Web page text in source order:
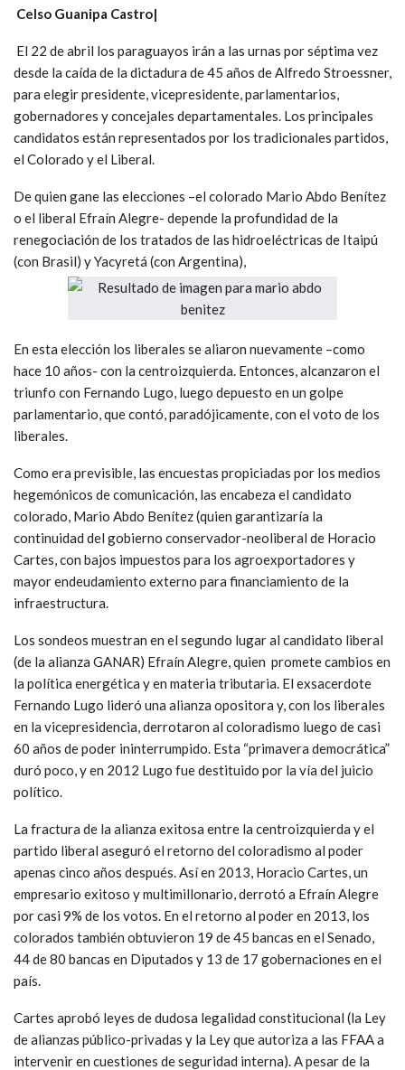
Celso Guanipa Castro|
El 22 de abril los paraguayos irán a las urnas por séptima vez
desde la caída de la dictadura de 45 años de Alfredo Stroessner,
para elegir presidente, vicepresidente, parlamentarios,
gobernadores y concejales departamentales. Los principales
candidatos están representados por los tradicionales partidos,
el Colorado y el Liberal.
De quien gane las elecciones –el colorado Mario Abdo Benítez
o el liberal Efraín Alegre- depende la profundidad de la
renegociación de los tratados de las hidroeléctricas de Itaipú
(con Brasil) y Yacyretá (con Argentina),
En esta elección los liberales se aliaron nuevamente –como
hace 10 años- con la centroizquierda. Entonces, alcanzaron el
triunfo con Fernando Lugo, luego depuesto en un golpe
parlamentario, que contó, paradójicamente, con el voto de los
liberales.
Como era previsible, las encuestas propiciadas por los medios
hegemónicos de comunicación, las encabeza el candidato
colorado, Mario Abdo Benítez (quien garantizaría la
continuidad del gobierno conservador-neoliberal de Horacio
Cartes, con bajos impuestos para los agroexportadores y
mayor endeudamiento externo para financiamiento de la
infraestructura.
Los sondeos muestran en el segundo lugar al candidato liberal
(de la alianza GANAR) Efraín Alegre, quien promete cambios en
la política energética y en materia tributaria. El exsacerdote
Fernando Lugo lideró una alianza opositora y, con los liberales
en la vicepresidencia, derrotaron al coloradismo luego de casi
60 años de poder ininterrumpido. Esta “primavera democrática”
duró poco, y en 2012 Lugo fue destituido por la vía del juicio
político.
La fractura de la alianza exitosa entre la centroizquierda y el
partido liberal aseguró el retorno del coloradismo al poder
apenas cinco años después. Así en 2013, Horacio Cartes, un
empresario exitoso y multimillonario, derrotó a Efraín Alegre
por casi 9% de los votos. En el retorno al poder en 2013, los
colorados también obtuvieron 19 de 45 bancas en el Senado,
44 de 80 bancas en Diputados y 13 de 17 gobernaciones en el
país.
Cartes aprobó leyes de dudosa legalidad constitucional (la Ley
de alianzas público-privadas y la Ley que autoriza a las FFAA a
intervenir en cuestiones de seguridad interna). A pesar de la